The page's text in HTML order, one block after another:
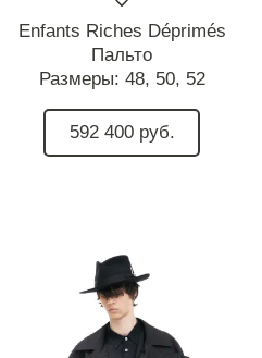
Enfants Riches Déprimés
Пальто
Размеры: 48, 50, 52
592 400 руб.